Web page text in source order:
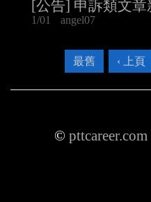
[公告] 申訴類文章
1/01 angel07
最舊 ‹ 上頁
© pttcareer.com